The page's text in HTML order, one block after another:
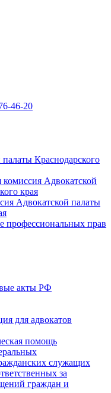
46-20
Краснодарского
Адвокатской
края
Адвокатской палаты
профессиональных прав
акты РФ
для адвокатов
помощь
служащих
за
граждан и